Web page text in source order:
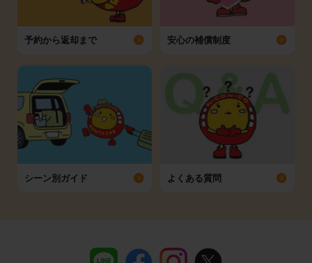
予約から返却まで 安心の補償制度
シーン別ガイド よくある質問